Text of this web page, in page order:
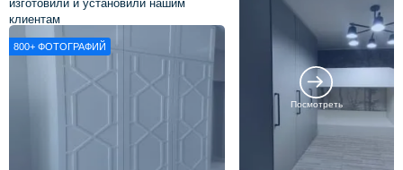
изготовили и установили нашим
клиентам
800+ ФОТОГРАФИЙ
Посмотреть